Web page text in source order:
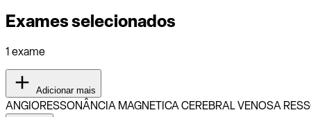
Exames selecionados
1 exame
Adicionar mais
ANGIORESSONÂNCIA MAGNETICA CEREBRAL VENOSA